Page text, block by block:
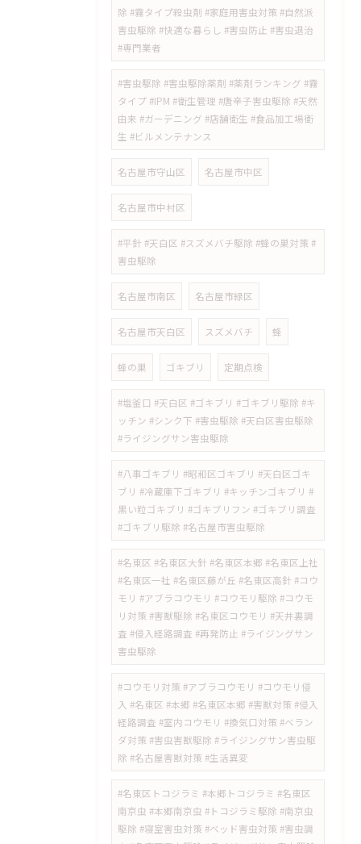
除 #霧タイプ殺虫剤 #家庭用害虫対策 #自然派
害虫駆除 #快適な暮らし #害虫防止 #害虫退治
#専門業者
#害虫駆除 #害虫駆除薬剤 #薬剤ランキング #霧
タイプ #IPM #衛生管理 #唐辛子害虫駆除 #天然
由来 #ガーデニング #店舗衛生 #食品加工場衛
生 #ビルメンテナンス
名古屋市守山区 名古屋市中区
名古屋市中村区
#平針 #天白区 #スズメバチ駆除 #蜂の巣対策 #
害虫駆除
名古屋市南区 名古屋市緑区
名古屋市天白区 スズメバチ 蜂
蜂の巣 ゴキブリ 定期点検
#塩釜口 #天白区 #ゴキブリ #ゴキブリ駆除 #キ
ッチン #シンク下 #害虫駆除 #天白区害虫駆除
#ライジングサン害虫駆除
#八事ゴキブリ #昭和区ゴキブリ #天白区ゴキ
ブリ #冷蔵庫下ゴキブリ #キッチンゴキブリ #
黒い粒ゴキブリ #ゴキブリフン #ゴキブリ調査
#ゴキブリ駆除 #名古屋市害虫駆除
#名東区 #名東区大針 #名東区本郷 #名東区上社
#名東区一社 #名東区藤が丘 #名東区高針 #コウ
モリ #アブラコウモリ #コウモリ駆除 #コウモ
リ対策 #害獣駆除 #名東区コウモリ #天井裏調
査 #侵入経路調査 #再発防止 #ライジングサン
害虫駆除
#コウモリ対策 #アブラコウモリ #コウモリ侵
入 #名東区 #本郷 #名東区本郷 #害獣対策 #侵入
経路調査 #室内コウモリ #換気口対策 #ベラン
ダ対策 #害虫害獣駆除 #ライジングサン害虫駆
除 #名古屋害獣対策 #生活異変
#名東区トコジラミ #本郷トコジラミ #名東区
南京虫 #本郷南京虫 #トコジラミ駆除 #南京虫
駆除 #寝室害虫対策 #ベッド害虫対策 #害虫調